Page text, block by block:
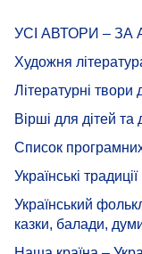
УСІ АВТОРИ –
Художня
Літературні твори
Вірші для дітей
Список
Українські
Український
казки, балади,